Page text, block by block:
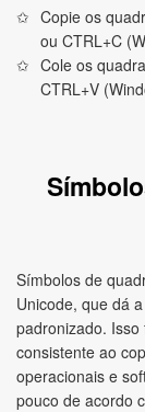
Copie os
ou CTRL+C
Cole os
CTRL+V
Símbolos de
Unicode, que dá
padronizado.
consistente ao
operacionais e
pouco de acordo